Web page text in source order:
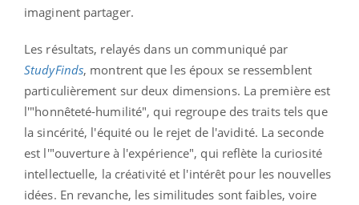
imaginent partager.
Les résultats, relayés dans un communiqué par
StudyFinds, montrent que les époux se ressemblent
particulièrement sur deux dimensions. La première est
l'"honnêteté-humilité", qui regroupe des traits tels que
la sincérité, l'équité ou le rejet de l'avidité. La seconde
est l'"ouverture à l'expérience", qui reflète la curiosité
intellectuelle, la créativité et l'intérêt pour les nouvelles
idées. En revanche, les similitudes sont faibles, voire